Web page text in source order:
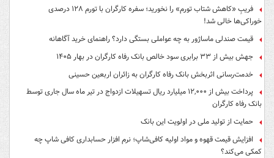
فریبِ «کاهش شتاب تورم» را نخورید؛ سفره کارگران با تورم ۱۲۸ درصدی
خوراکی‌ها خالی شد!
قیمت صندلی ماساژور به چه عواملی بستگی دارد؟ راهنمای خرید آگاهانه
جهش بیش از ۳۳ برابری سود خالص بانک رفاه کارگران در بهار ۱۴۰۵
خدمت‌رسانی اثربخش بانک رفاه کارگران به زائران اربعین حسینی
پرداخت بیش از ۱۲,۰۰۰ میلیارد ریال تسهیلات ازدواج در تیر ماه سال جاری توسط
بانک رفاه کارگران
حمایت از تولید ملی در اولویت این بانک
افزایش قیمت قهوه و مواد اولیه کافی‌شاپ؛ نرم افزار حسابداری کافی شاپ چه
کمکی می‌کند؟